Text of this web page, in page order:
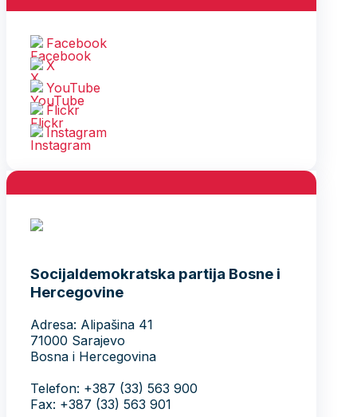
Facebook
X
YouTube
Flickr
Instagram
Socijaldemokratska partija Bosne i
Hercegovine
Adresa: Alipašina 41
71000 Sarajevo
Bosna i Hercegovina
Telefon: +387 (33) 563 900
Fax: +387 (33) 563 901